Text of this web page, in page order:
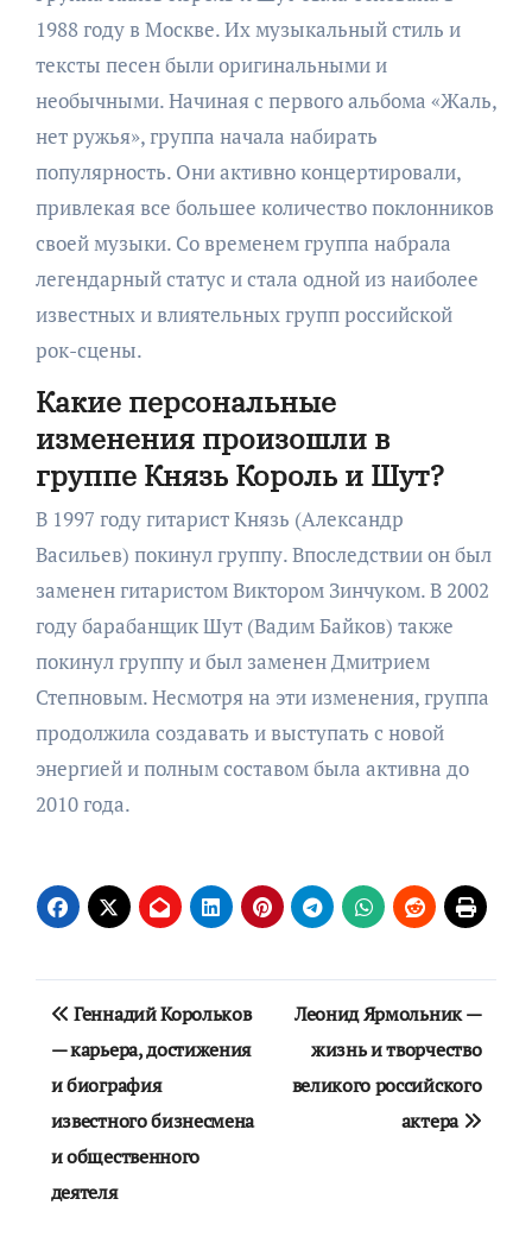
1988 году в Москве. Их музыкальный стиль и
тексты песен были оригинальными и
необычными. Начиная с первого альбома «Жаль,
нет ружья», группа начала набирать
популярность. Они активно концертировали,
привлекая все большее количество поклонников
своей музыки. Со временем группа набрала
легендарный статус и стала одной из наиболее
известных и влиятельных групп российской
рок-сцены.
Какие персональные
изменения произошли в
группе Князь Король и Шут?
В 1997 году гитарист Князь (Александр
Васильев) покинул группу. Впоследствии он был
заменен гитаристом Виктором Зинчуком. В 2002
году барабанщик Шут (Вадим Байков) также
покинул группу и был заменен Дмитрием
Степновым. Несмотря на эти изменения, группа
продолжила создавать и выступать с новой
энергией и полным составом была активна до
2010 года.
Навигация
по
записям
Геннадий Корольков
— карьера, достижения
и биография
известного бизнесмена
и общественного
деятеля
Леонид Ярмольник —
жизнь и творчество
великого российского
актера